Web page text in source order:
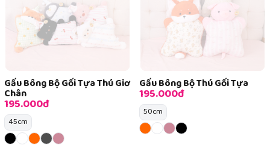
Gấu Bông Bộ Gối Tựa Thú Giơ
Chân
195.000đ
45cm
Gấu Bông Bộ Thú Gối Tựa
195.000đ
50cm